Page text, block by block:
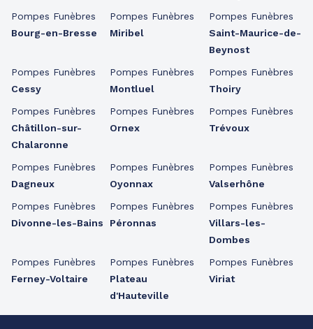
Pompes Funèbres
Bourg-en-Bresse
Pompes Funèbres
Cessy
Pompes Funèbres
Châtillon-sur-
Chalaronne
Pompes Funèbres
Dagneux
Pompes Funèbres
Divonne-les-Bains
Pompes Funèbres
Ferney-Voltaire
Pompes Funèbres
Miribel
Pompes Funèbres
Montluel
Pompes Funèbres
Ornex
Pompes Funèbres
Oyonnax
Pompes Funèbres
Péronnas
Pompes Funèbres
Plateau
d'Hauteville
Pompes Funèbres
Saint-Maurice-de-
Beynost
Pompes Funèbres
Thoiry
Pompes Funèbres
Trévoux
Pompes Funèbres
Valserhône
Pompes Funèbres
Villars-les-
Dombes
Pompes Funèbres
Viriat